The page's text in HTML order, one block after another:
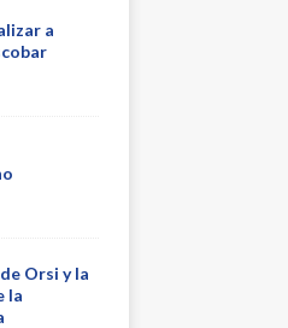
a
Orsi y la
la